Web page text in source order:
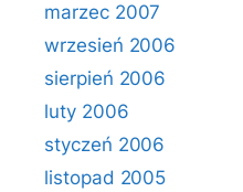
marzec 2007
wrzesień 2006
sierpień 2006
luty 2006
styczeń 2006
listopad 2005